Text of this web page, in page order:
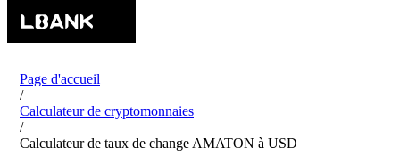
Page d'accueil
/
Calculateur de cryptomonnaies
/
Calculateur de taux de change AMATON à USD